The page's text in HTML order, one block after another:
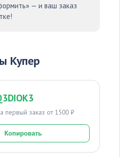
— и ваш заказ
Купер
первый заказ от 1500 ₽
Копировать